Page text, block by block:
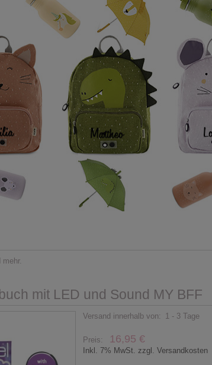
mit LED und Sound MY BFF
Versand innerhalb von: 1 - 3 Tage
Preis: 16,95 €
Inkl. 7% MwSt. zzgl. Versandkosten